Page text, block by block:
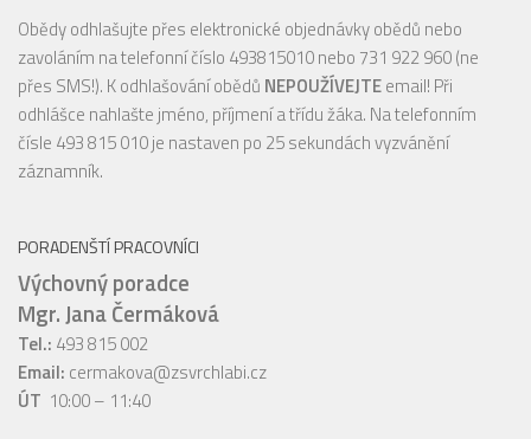
Obědy odhlašujte přes elektronické objednávky obědů nebo
zavoláním na telefonní číslo 493815010 nebo 731 922 960 (ne
přes SMS!). K odhlašování obědů NEPOUŽÍVEJTEemail! Při
odhlášce nahlašte jméno, příjmení a třídu žáka. Na telefonním
čísle 493 815 010 je nastaven po 25 sekundách vyzvánění
záznamník.
PORADENŠTÍ PRACOVNÍCI
Výchovný poradce
Mgr. Jana Čermáková
Tel.: 493 815 002
Email: cermakova@zsvrchlabi.cz
ÚT 10:00 – 11:40